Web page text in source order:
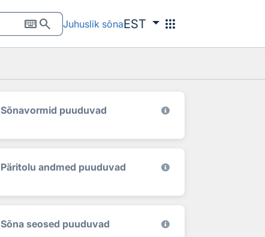
keyboardsearch Juhuslik sõnaEST apps
Sõnavormid puuduvad
Päritolu andmed puuduvad
Sõna seosed puuduvad